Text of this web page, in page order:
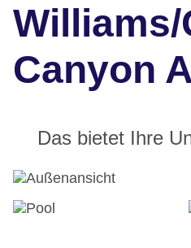
Williams/
Canyon
Das bietet Ihre